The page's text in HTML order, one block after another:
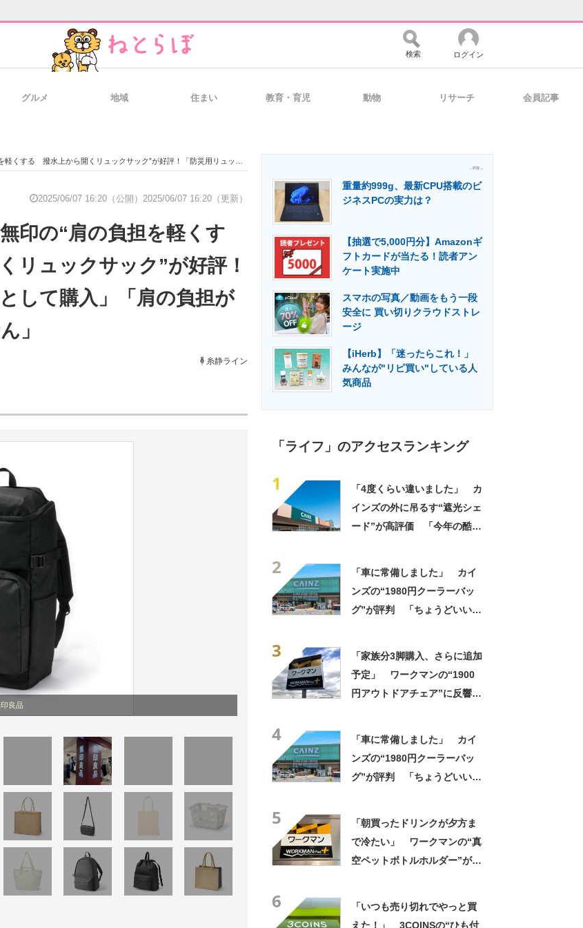
経営リーダーのコミュニティ マーケ×ITの今がよく分かる
イト 製造業のIT導入・活用を支援
イト エネルギーの専門メディア 建設×テクノロジーの最前線
検索 ログイン
グルメ 地域 住まい 教育・育児 動物 リサーチ 会員記事
から開くリュックサック”が好評！「防災用リュックとして購入」「肩の負担が軽くなり疲れません」
2025/06/07 16:20（公開） 2025/06/07 16:20（更新）
印の“肩の負担を軽くす
リュックサック”が好評！
して購入」「肩の負担が
」
糸静ライン
良品
- PR -
重量約999g、最新CPU搭載のビ
ジネスPCの実力は？
【抽選で5,000円分】Amazonギ
フトカードが当たる！読者アン
ケート実施中
スマホの写真／動画をもう一段
安全に 買い切りクラウドストレ
ージ
【iHerb】「迷ったらこれ！」
みんなが"リピ買い"している人
気商品
「ライフ」のアクセスランキング
1
「4度くらい違いました」 カ
インズの外に吊るす“遮光シェ
ード”が高評価 「今年の酷暑
2
「車に常備しました」 カイ
ンズの“1980円クーラーバッ
グ”が評判 「ちょうどいい大
3
「家族分3脚購入、さらに追加
予定」 ワークマンの“1900
円アウトドアチェア”に反響
4
「車に常備しました」 カイ
ンズの“1980円クーラーバッ
グ”が評判 「ちょうどいい大
5
「朝買ったドリンクが夕方ま
で冷たい」 ワークマンの“真
空ペットボトルホルダー”が大
6
「いつも売り切れでやっと買
えた！」 3COINSの“ひも付